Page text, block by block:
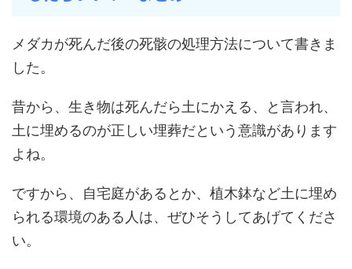
メダカが死んだ後の死骸の処理方法について書きま
した。
昔から、生き物は死んだら土にかえる、と言われ、
土に埋めるのが正しい埋葬だという意識があります
よね。
ですから、自宅庭があるとか、植木鉢など土に埋め
られる環境のある人は、ぜひそうしてあげてくださ
い。